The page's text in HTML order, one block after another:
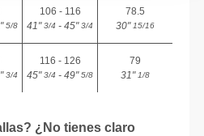
5/8
106 - 116
41"3/4 - 45"3/4
78.5
30"15/16
3/4
116 - 126
45"3/4 - 49"5/8
79
31"1/8
¿No tienes claro